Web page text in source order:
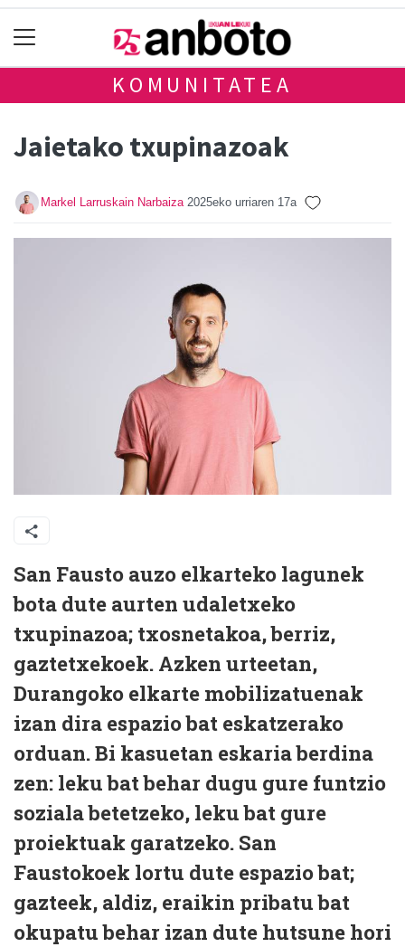
KOMUNITATEA
Jaietako txupinazoak
Markel Larruskain Narbaiza 2025eko urriaren 17a
San Fausto auzo elkarteko lagunek
bota dute aurten udaletxeko
txupinazoa; txosnetakoa, berriz,
gaztetxekoek. Azken urteetan,
Durangoko elkarte mobilizatuenak
izan dira espazio bat eskatzerako
orduan. Bi kasuetan eskaria berdina
zen: leku bat behar dugu gure funtzio
soziala betetzeko, leku bat gure
proiektuak garatzeko. San
Faustokoek lortu dute espazio bat;
gazteek, aldiz, eraikin pribatu bat
okupatu behar izan dute hutsune hori